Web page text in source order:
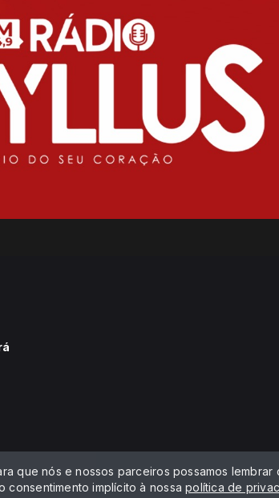
que nós e nossos parceiros possamos
consentimento implícito à nossapolítica de